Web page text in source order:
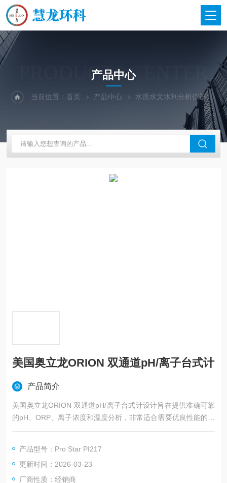
PRODUCTS CENTER
产品中心
当前位置：首页 产品中心 水质水文水利分析仪器
美国奥立龙ORION 双通道pH/离子台式计
产品简介
美国奥立龙ORION 双通道pH/离子台式计设计旨在提供准确可靠
的pH、ORP、离子浓度和温度分析，非常适合需要优良性能的现
代化仪器的实验室。Orion Pro Star 表配备7英寸高分辨率彩色显
您的检测需求。Orion Pro Star 仪表提供屏幕指导和逐步说明，
并支持GLP合规，包含日期和时间戳的校准和数据日志。
产品型号：Pro Star PI217
更新时间：2026-03-23
厂商性质：经销商